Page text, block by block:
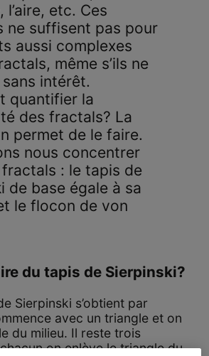
l’aire, etc. Ces
ne suffisent pas pour
aussi complexes
même s’ils ne
intérêt.
quantifier la
des fractals? La
permet de le faire.
nous concentrer
: le tapis de
de base égale à sa
le flocon de von
du tapis de Sierpinski?
Sierpinski s’obtient par
avec un triangle et on
du milieu. Il reste trois
on enlève le triangle du